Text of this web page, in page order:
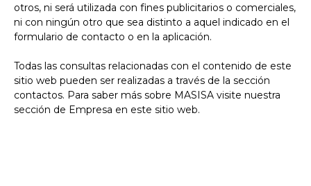
otros, ni será utilizada con fines publicitarios o comerciales,
ni con ningún otro que sea distinto a aquel indicado en el
formulario de contacto o en la aplicación.
Todas las consultas relacionadas con el contenido de este
sitio web pueden ser realizadas a través de la sección
contactos. Para saber más sobre MASISA visite nuestra
sección de Empresa en este sitio web.